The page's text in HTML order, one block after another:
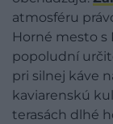
atmosféru
Horné mesto s
popoludní
pri silnej káve
kaviarenskú
terasách dlhé